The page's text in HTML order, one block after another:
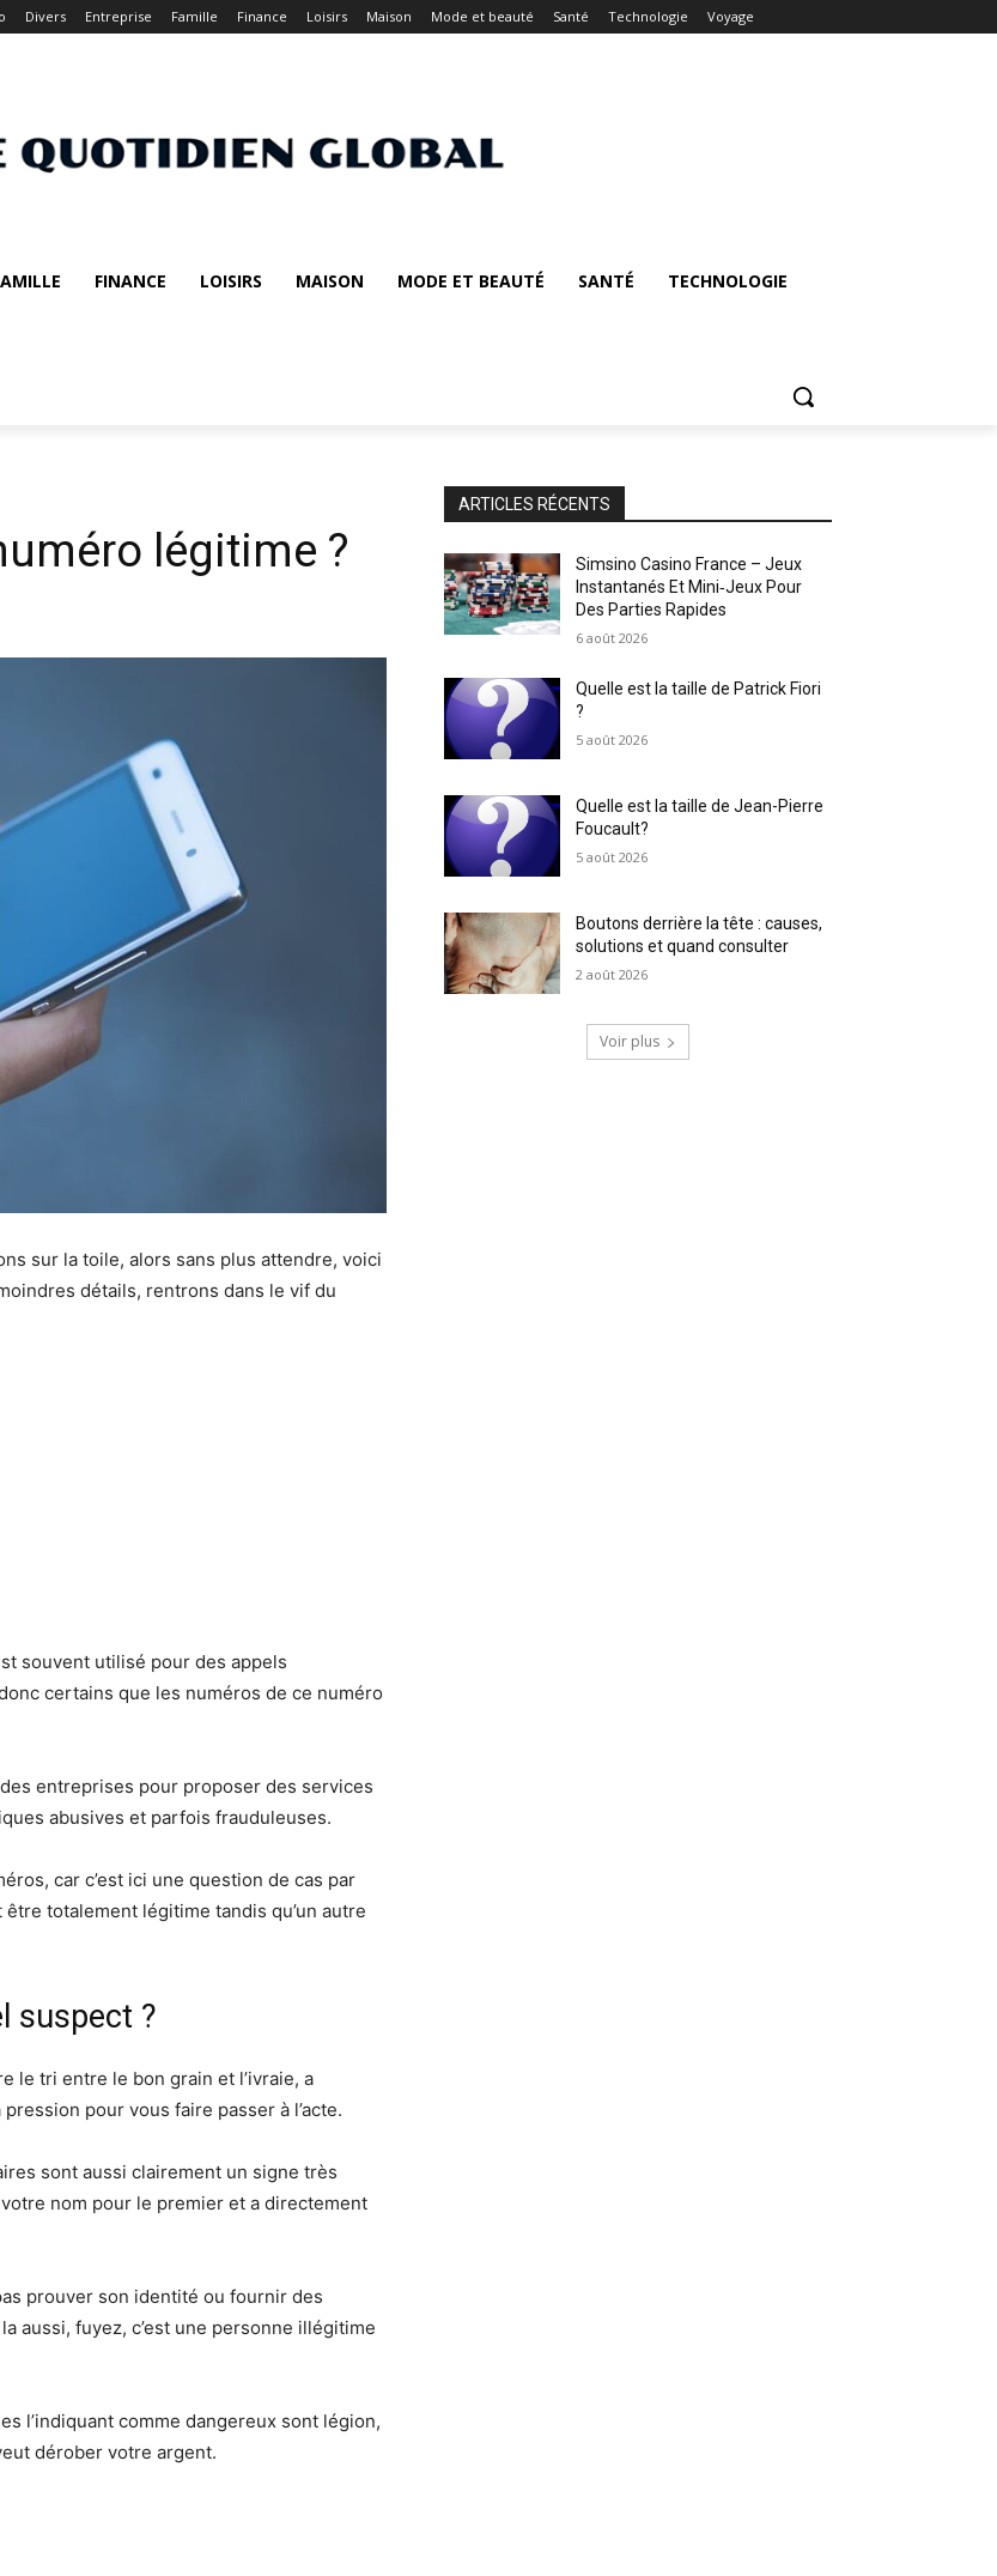
Divers Entreprise Famille Finance Loisirs Maison Mode et beauté Santé Technologie Voyage
FINANCE LOISIRS MAISON MODE ET BEAUTÉ SANTÉ TECHNOLOGIE
légitime ?
sur la toile, alors sans plus attendre, voici
détails, rentrons dans le vif du
souvent utilisé pour des appels
certains que les numéros de ce numéro
entreprises pour proposer des services
abusives et parfois frauduleuses.
car c’est ici une question de cas par
totalement légitime tandis qu’un autre
suspect ?
le tri entre le bon grain et l’ivraie, a
pour vous faire passer à l’acte.
sont aussi clairement un signe très
nom pour le premier et a directement
prouver son identité ou fournir des
aussi, fuyez, c’est une personne illégitime
l’indiquant comme dangereux sont légion,
dérober votre argent.
ARTICLES RÉCENTS
Simsino Casino France – Jeux
Instantanés Et Mini‑Jeux Pour
Des Parties Rapides
6 août 2026
Quelle est la taille de Patrick Fiori
?
5 août 2026
Quelle est la taille de Jean-Pierre
Foucault?
5 août 2026
Boutons derrière la tête : causes,
solutions et quand consulter
2 août 2026
Voir plus